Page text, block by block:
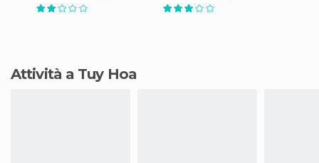
Attività a Tuy Hoa